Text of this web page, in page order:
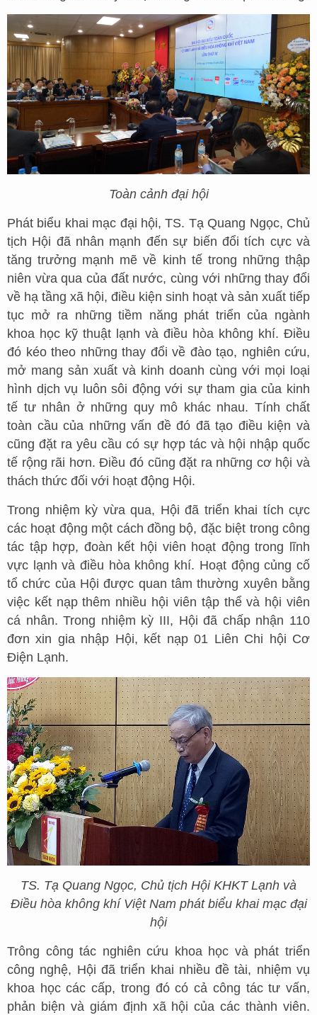
Toàn cảnh đại hội
Phát biểu khai mạc đại hội, TS. Tạ Quang Ngọc, Chủ
tịch Hội đã nhân mạnh đến sự biến đổi tích cực và
tăng trưởng mạnh mẽ về kinh tế trong những thập
niên vừa qua của đất nước, cùng với những thay đổi
về hạ tầng xã hội, điều kiện sinh hoạt và sản xuất tiếp
tục mở ra những tiềm năng phát triển của ngành
khoa học kỹ thuật lạnh và điều hòa không khí. Điều
đó kéo theo những thay đổi về đào tạo, nghiên cứu,
mở mang sản xuất và kinh doanh cùng với mọi loại
hình dịch vụ luôn sôi động với sự tham gia của kinh
tế tư nhân ở những quy mô khác nhau. Tính chất
toàn cầu của những vấn đề đó đã tạo điều kiện và
cũng đặt ra yêu cầu có sự hợp tác và hội nhập quốc
tế rộng rãi hơn. Điều đó cũng đặt ra những cơ hội và
thách thức đối với hoạt động Hội.
Trong nhiệm kỳ vừa qua, Hội đã triển khai tích cực
các hoạt động một cách đồng bộ, đặc biệt trong công
tác tập hợp, đoàn kết hội viên hoạt động trong lĩnh
vực lạnh và điều hòa không khí. Hoạt động củng cố
tổ chức của Hội được quan tâm thường xuyên bằng
việc kết nạp thêm nhiều hội viên tập thể và hội viên
cá nhân. Trong nhiệm kỳ III, Hội đã chấp nhận 110
đơn xin gia nhập Hội, kết nạp 01 Liên Chi hội Cơ
Điện Lạnh.
TS. Tạ Quang Ngọc, Chủ tịch Hội KHKT Lạnh và
Điều hòa không khí Việt Nam phát biểu khai mạc đại
hội
Trông công tác nghiên cứu khoa học và phát triển
công nghệ, Hội đã triển khai nhiều đề tài, nhiệm vụ
khoa học các cấp, trong đó có cả công tác tư vấn,
phản biện và giám định xã hội của các thành viên.